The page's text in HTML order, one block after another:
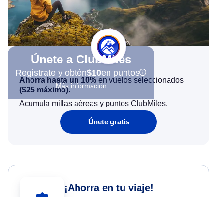
Únete a ClubMiles
Regístrate y obtén$10en puntos
Más información
Ahorra hasta un 10% en vuelos seleccionados
($25 máximo).
Acumula millas aéreas y puntos ClubMiles.
Únete gratis
¡Ahorra en tu viaje!